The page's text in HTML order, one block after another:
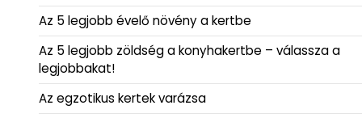
Az 5 legjobb évelő növény a kertbe
Az 5 legjobb zöldség a konyhakertbe – válassza a
legjobbakat!
Az egzotikus kertek varázsa